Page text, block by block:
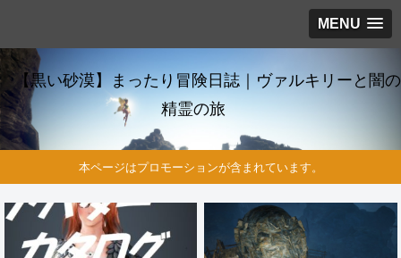
MENU
【黒い砂漠】まったり冒険日誌｜ヴァルキリーと闇の
精霊の旅
本ページはプロモーションが含まれています。